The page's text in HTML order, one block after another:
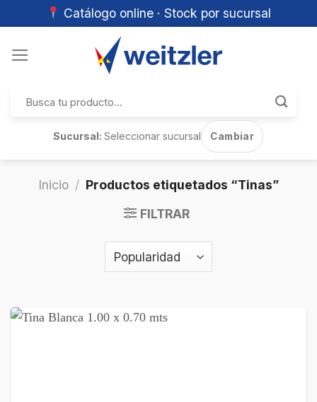
Catálogo online · Stock por sucursal
por:
Sucursal:Seleccionar sucursal Cambiar
Inicio / Productos etiquetados “Tinas”
FILTRAR